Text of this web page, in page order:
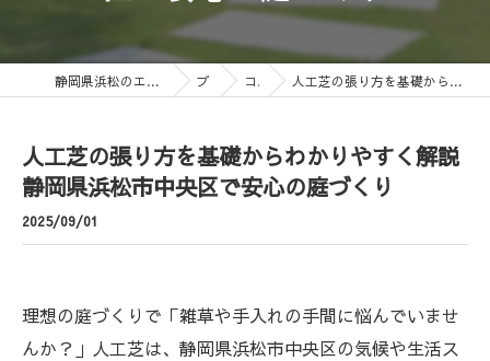
静岡県浜松のエクステリアなら有限会社エムビーズ ブログ コラム 人工芝の張り方を基礎からわかりやすく解説静岡県浜松市中央区で安心の庭づくり
人工芝の張り方を基礎からわかりやすく解説
静岡県浜松市中央区で安心の庭づくり
2025/09/01
理想の庭づくりで「雑草や手入れの手間に悩んでいませ
んか？」人工芝は、静岡県浜松市中央区の気候や生活ス